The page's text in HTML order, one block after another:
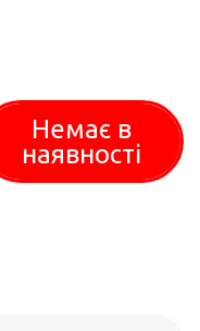
Немає в
наявності